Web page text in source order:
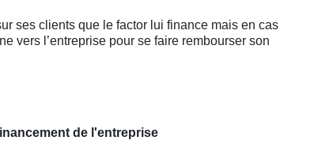
ses clients que le factor lui finance mais en cas
vers l’entreprise pour se faire rembourser son
de l'entreprise